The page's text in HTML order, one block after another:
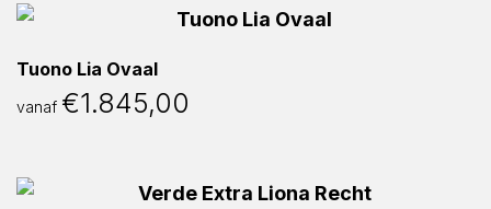
Tuono Lia Ovaal
vanaf €1.845,00